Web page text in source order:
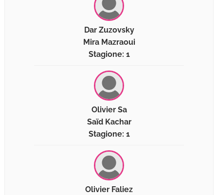
Dar Zuzovsky
Mira Mazraoui
Stagione: 1
Olivier Sa
Saïd Kachar
Stagione: 1
Olivier Faliez